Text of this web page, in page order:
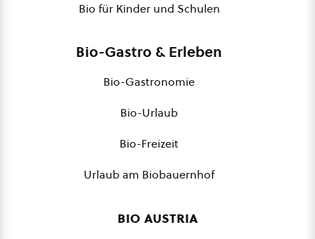
Bio für Kinder und Schulen
Bio-Gastro & Erleben
Bio-Gastronomie
Bio-Urlaub
Bio-Freizeit
Urlaub am Biobauernhof
bio austria